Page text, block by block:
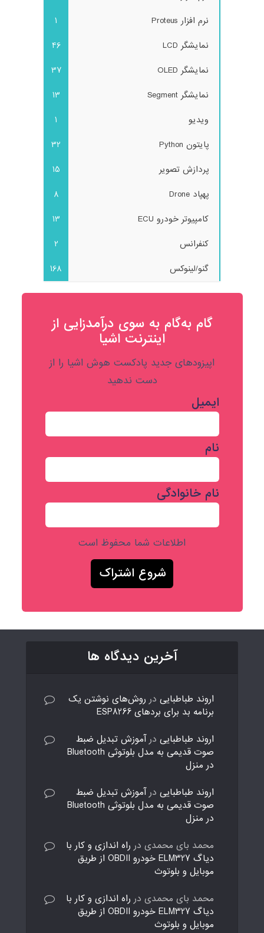
نرم افزار Proteus
1
نمایشگر LCD
46
نمایشگر OLED
37
نمایشگر Segment
13
ویدیو
1
پایتون Python
32
پردازش تصویر
15
پهپاد Drone
8
کامپیوتر خودرو ECU
13
کنفرانس
2
گنو/لینوکس
168
گام به‌گام به‌ سوی درآمدزایی از
اینترنت اشیا
اپیزودهای جدید پادکست هوش اشیا را از
دست ندهید
ایمیل
نام
نام خانوادگی
اطلاعات شما محفوظ است
آخرین دیدگاه ها
اروند طباطبایی در روش‌های نوشتن یک
برنامه بد برای بردهای ESP8266
اروند طباطبایی در آموزش تبدیل ضبط
صوت قدیمی به مدل بلوتوثی Bluetooth
در منزل
اروند طباطبایی در آموزش تبدیل ضبط
صوت قدیمی به مدل بلوتوثی Bluetooth
در منزل
محمد بای محمدی در راه اندازی و کار با
دیاگ ELM327 خودرو OBDII از طریق
موبایل و بلوتوث
محمد بای محمدی در راه اندازی و کار با
دیاگ ELM327 خودرو OBDII از طریق
موبایل و بلوتوث